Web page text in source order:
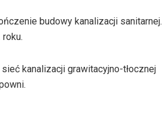
budowy kanalizacji sanitarnej.
kanalizacji grawitacyjno-tłocznej